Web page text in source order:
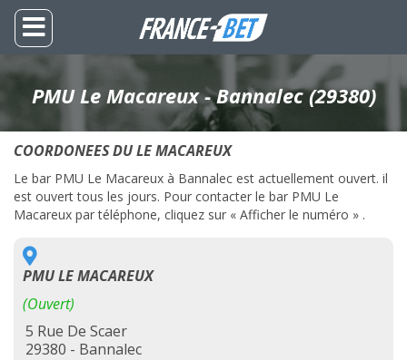
PMU Le Macareux - Bannalec (29380)
COORDONEES DU LE MACAREUX
Le bar PMU Le Macareux à Bannalec est actuellement ouvert. il
est ouvert tous les jours. Pour contacter le bar PMU Le
Macareux par téléphone, cliquez sur « Afficher le numéro » .
PMU LE MACAREUX
(Ouvert)
5 Rue De Scaer
29380 - Bannalec